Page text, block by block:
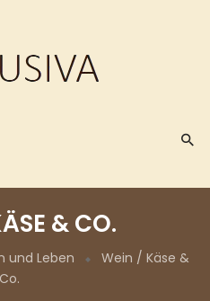
& CO.
und Leben
Wein / Käse &
Co.